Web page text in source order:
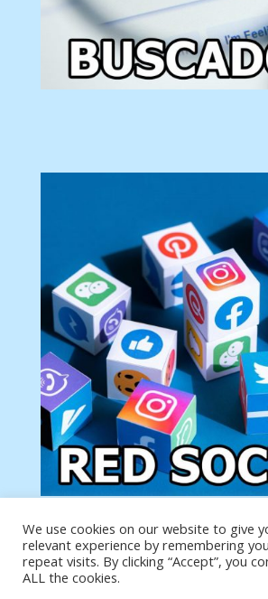
Tu anuncio va aquí
Podemos poner tu anuncio aquí con
producto o página
We use cookies on our website to give
relevant experience by remembering
repeat visits. By clicking “Accept”, you
ALL the cookies.